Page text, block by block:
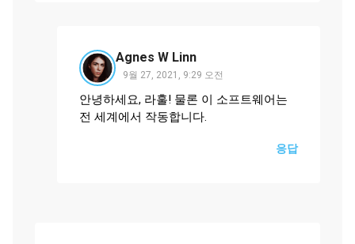
Agnes W Linn
9월 27, 2021, 9:29 오전
안녕하세요, 라훌! 물론 이 소프트웨어는
전 세계에서 작동합니다.
응답